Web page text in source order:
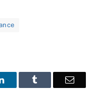
LinkedIn Email